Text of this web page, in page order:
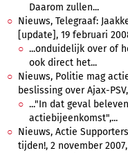
Daarom zullen...
Nieuws, Telegraaf:
[update], 19 februari
...onduidelijk over of
ook direct het...
Nieuws, Politie mag
beslissing over Ajax-
..."In dat geval
actiebijeenkomst",...
Nieuws, Actie
tijden!, 2 november 2007,